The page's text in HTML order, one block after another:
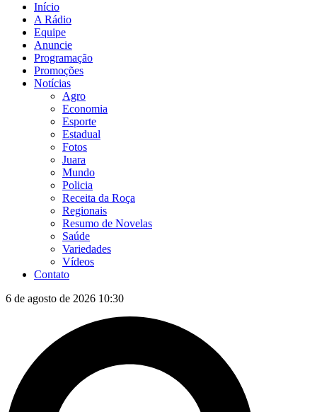
Início
A Rádio
Equipe
Anuncie
Programação
Promoções
Notícias
Agro
Economia
Esporte
Estadual
Fotos
Juara
Mundo
Policia
Receita da Roça
Regionais
Resumo de Novelas
Saúde
Variedades
Vídeos
Contato
6 de agosto de 2026 10:30